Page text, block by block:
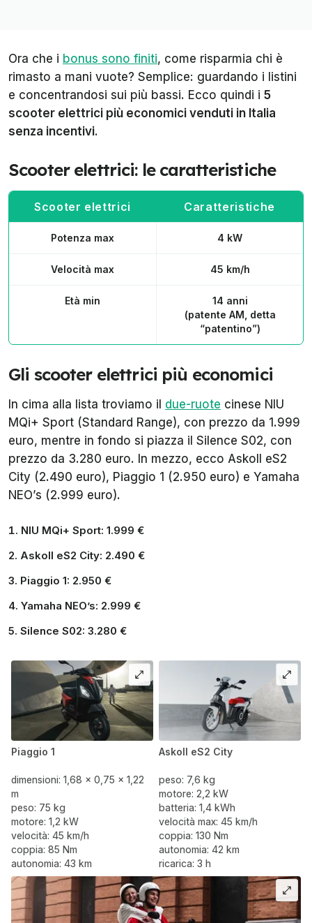
Ora che i bonus sono finiti, come risparmia chi è
rimasto a mani vuote? Semplice: guardando i listini
e concentrandosi sui più bassi. Ecco quindi i 5
scooter elettrici più economici venduti in Italia
senza incentivi.
Scooter elettrici: le caratteristiche
Scooter elettrici Caratteristiche
Potenza max 4 kW
Velocità max 45 km/h
Età min
14 anni
(patente AM, detta
“patentino”)
Gli scooter elettrici più economici
In cima alla lista troviamo il due-ruote cinese NIU
MQi+ Sport (Standard Range), con prezzo da 1.999
euro, mentre in fondo si piazza il Silence S02, con
prezzo da 3.280 euro. In mezzo, ecco Askoll eS2
City (2.490 euro), Piaggio 1 (2.950 euro) e Yamaha
NEO’s (2.999 euro).
NIU MQi+ Sport: 1.999 €
Askoll eS2 City: 2.490 €
Piaggio 1: 2.950 €
Yamaha NEO’s: 2.999 €
Silence S02: 3.280 €
Piaggio 1
dimensioni: 1,68 x 0,75 x 1,22
m
peso: 75 kg
motore: 1,2 kW
velocità: 45 km/h
coppia: 85 Nm
autonomia: 43 km
Askoll eS2 City
peso: 7,6 kg
motore: 2,2 kW
batteria: 1,4 kWh
velocità max: 45 km/h
coppia: 130 Nm
autonomia: 42 km
ricarica: 3 h